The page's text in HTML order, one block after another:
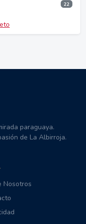
22
paraguaya.
de La Albirroja.
Nosotros